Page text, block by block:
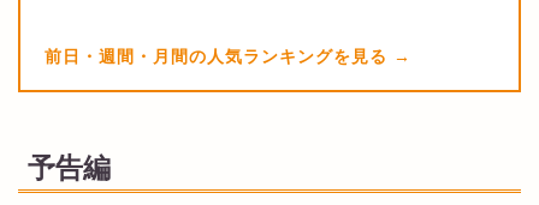
前日・週間・月間の人気ランキングを見る
予告編